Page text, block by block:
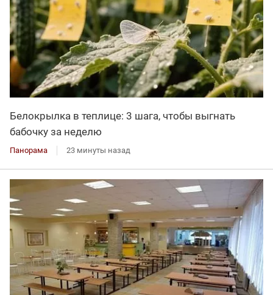
Белокрылка в теплице: 3 шага, чтобы выгнать
бабочку за неделю
Панорама 23 минуты назад